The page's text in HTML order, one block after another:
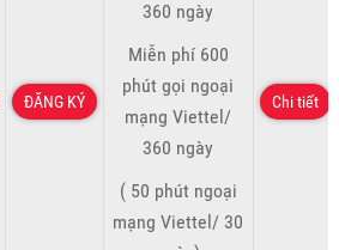
ĐĂNG KÝ
360 ngày
Miễn phí 600
phút gọi ngoại
mạng Viettel/
360 ngày
( 50 phút ngoại
mạng Viettel/ 30
Chi tiết